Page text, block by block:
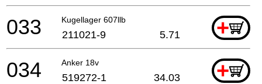
Kugellager 607llb +
033 211021-9 5.71
Anker 18v +
034 519272-1 34.03